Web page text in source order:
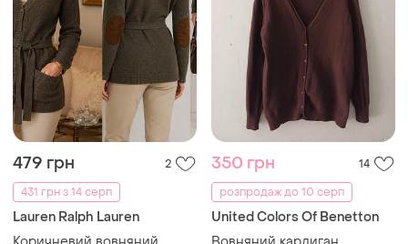
479 грн
431 грн з 14 серп
Lauren Ralph Lauren
Коричневий вовняний
кардиган від lauren ralph
lauren відрізняється
характерною текстурною
в'язкою та поясом.
ХS і ще 1
350 грн
14
розпродаж до 10 серп
United Colors Of Benetton
Вовняний кардиган
цікавого кольору
L